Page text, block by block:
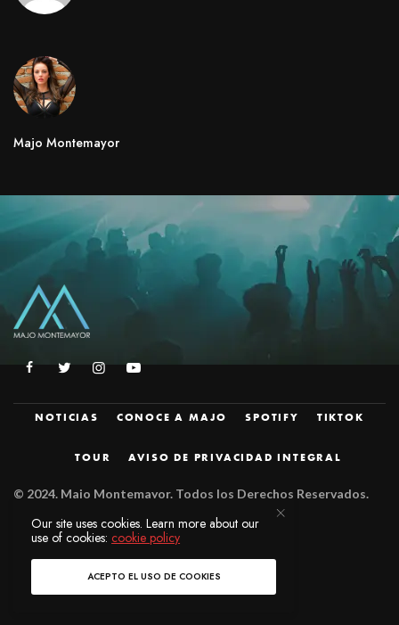
Majo Montemayor
NOTICIAS CONOCE A MAJO SPOTIFY TIKTOK
TOUR AVISO DE PRIVACIDAD INTEGRAL
© 2024. Majo Montemayor. Todos los Derechos Reservados.
Our site uses cookies. Learn more about our
use of cookies:cookie policy
ACEPTO EL USO DE COOKIES